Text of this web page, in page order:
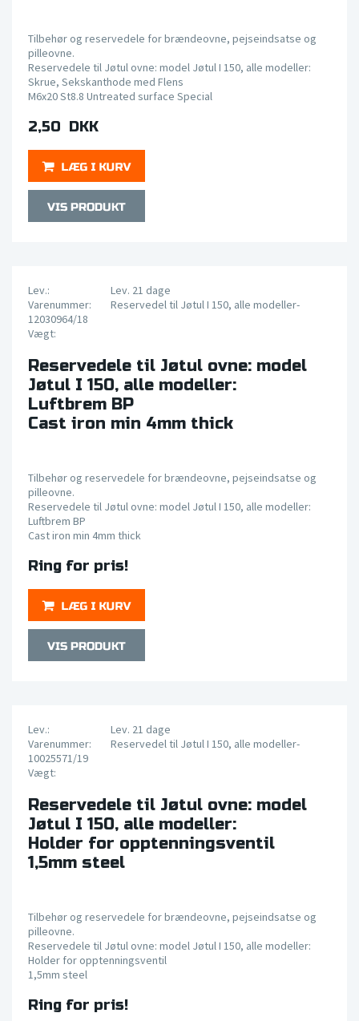
Tilbehør og reservedele for brændeovne, pejseindsatse og
pilleovne.
Reservedele til Jøtul ovne: model Jøtul I 150, alle modeller:
Skrue, Sekskanthode med Flens
M6x20 St8.8 Untreated surface Special
2,50 DKK
Lev.:
Lev. 21 dage
Varenummer:
Reservedel til Jøtul I 150, alle modeller-
12030964/18
Vægt:
Reservedele til Jøtul ovne: model
Jøtul I 150, alle modeller:
Luftbrem BP
Cast iron min 4mm thick
Tilbehør og reservedele for brændeovne, pejseindsatse og
pilleovne.
Reservedele til Jøtul ovne: model Jøtul I 150, alle modeller:
Luftbrem BP
Cast iron min 4mm thick
Ring for pris!
Lev.:
Lev. 21 dage
Varenummer:
Reservedel til Jøtul I 150, alle modeller-
10025571/19
Vægt:
Reservedele til Jøtul ovne: model
Jøtul I 150, alle modeller:
Holder for opptenningsventil
1,5mm steel
Tilbehør og reservedele for brændeovne, pejseindsatse og
pilleovne.
Reservedele til Jøtul ovne: model Jøtul I 150, alle modeller:
Holder for opptenningsventil
1,5mm steel
Ring for pris!